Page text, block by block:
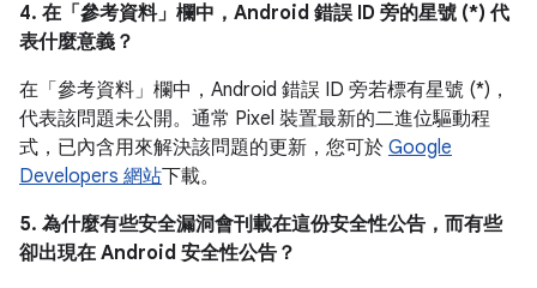
4. 在「參考資料」 欄中，Android 錯誤 ID 旁的星號 (*) 代
表什麼意義？
在「參考資料」 欄中，Android 錯誤 ID 旁若標有星號 (*)，
代表該問題未公開。通常 Pixel 裝置最新的二進位驅動程
式，已內含用來解決該問題的更新，您可於 Google
Developers 網站下載。
5. 為什麼有些安全漏洞會刊載在這份安全性公告，而有些
卻出現在 Android 安全性公告？